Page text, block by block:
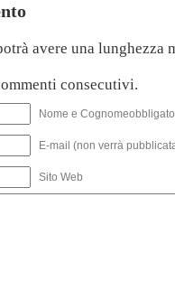
avere una lunghezza
consecutivi.
Nome e
E-mail (non verrà
Sito Web